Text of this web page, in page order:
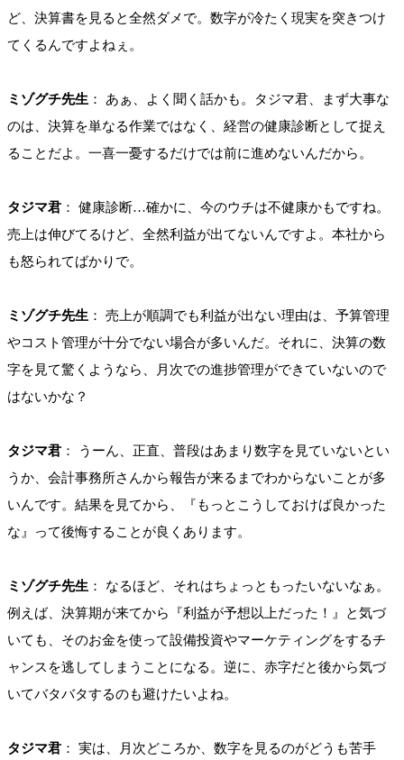
ど、決算書を見ると全然ダメで。数字が冷たく現実を突きつけ
てくるんですよねぇ。
ミゾグチ先生 ： あぁ、よく聞く話かも。タジマ君、まず大事な
のは、決算を単なる作業ではなく、経営の健康診断として捉え
ることだよ。一喜一憂するだけでは前に進めないんだから。
タジマ君 ： 健康診断…確かに、今のウチは不健康かもですね。
売上は伸びてるけど、全然利益が出てないんですよ。本社から
も怒られてばかりで。
ミゾグチ先生 ： 売上が順調でも利益が出ない理由は、予算管理
やコスト管理が十分でない場合が多いんだ。それに、決算の数
字を見て驚くようなら、月次での進捗管理ができていないので
はないかな？
タジマ君 ： うーん、正直、普段はあまり数字を見ていないとい
うか、会計事務所さんから報告が来るまでわからないことが多
いんです。結果を見てから、『もっとこうしておけば良かった
な』って後悔することが良くあります。
ミゾグチ先生 ： なるほど、それはちょっともったいないなぁ。
例えば、決算期が来てから『利益が予想以上だった！』と気づ
いても、そのお金を使って設備投資やマーケティングをするチ
ャンスを逃してしまうことになる。逆に、赤字だと後から気づ
いてバタバタするのも避けたいよね。
タジマ君 ： 実は、月次どころか、数字を見るのがどうも苦手